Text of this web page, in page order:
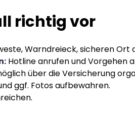
richtig vor
Warndreieck, sicheren Ort
Hotline anrufen und Vorgehen
über die Versicherung
ggf. Fotos aufbewahren.